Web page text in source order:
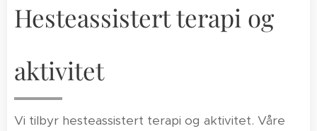
Hesteassistert terapi og
aktivitet
Vi tilbyr hesteassistert terapi og aktivitet. Våre